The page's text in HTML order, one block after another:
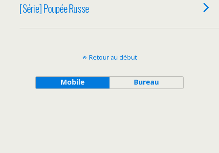
[Série] Poupée Russe
Retour au début
Mobile Bureau